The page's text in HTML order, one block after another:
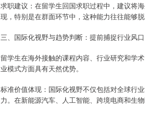
求职建议：在留学生回国求职过程中，建议将
现，特别是在群面环节中，这种能力往往能够脱
三、国际化视野与趋势判断：提前捕捉行业风口
留学生在海外接触的课程内容、行业研究和学
业模式方面具有天然优势。
标准价值体现：国际化视野不仅包括对全球行
力。在新能源汽车、人工智能、跨境电商和生